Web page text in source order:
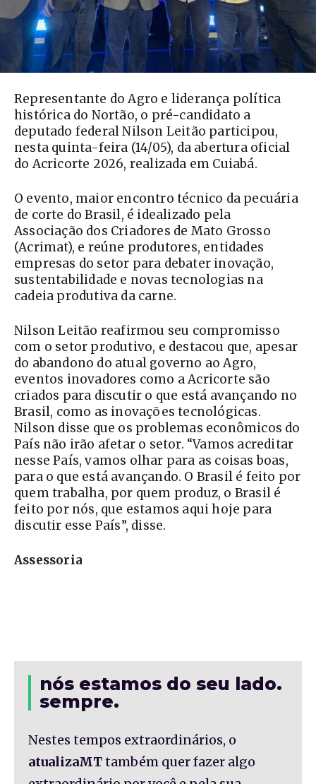
Representante do Agro e liderança política
histórica do Nortão, o pré-candidato a
deputado federal Nilson Leitão participou,
nesta quinta-feira (14/05), da abertura oficial
do Acricorte 2026, realizada em Cuiabá.
O evento, maior encontro técnico da pecuária
de corte do Brasil, é idealizado pela
Associação dos Criadores de Mato Grosso
(Acrimat), e reúne produtores, entidades
empresas do setor para debater inovação,
sustentabilidade e novas tecnologias na
cadeia produtiva da carne.
Nilson Leitão reafirmou seu compromisso
com o setor produtivo, e destacou que, apesar
do abandono do atual governo ao Agro,
eventos inovadores como a Acricorte são
criados para discutir o que está avançando no
Brasil, como as inovações tecnológicas.
Nilson disse que os problemas econômicos do
País não irão afetar o setor. “Vamos acreditar
nesse País, vamos olhar para as coisas boas,
para o que está avançando. O Brasil é feito por
quem trabalha, por quem produz, o Brasil é
feito por nós, que estamos aqui hoje para
discutir esse País”, disse.
Assessoria
nós estamos do seu lado.
sempre.
Nestes tempos extraordinários, o
atualizaMTtambém quer fazer algo